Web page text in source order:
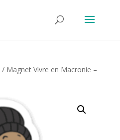
/ Magnet Vivre en Macronie –